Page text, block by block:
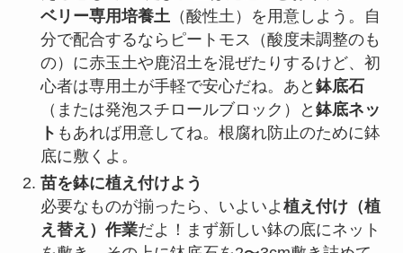
ベリー専用培養土 （酸性土）を用意しよう。自
分で配合するならピートモス（酸度未調整のも
の）に赤玉土や鹿沼土を混ぜたりするけど、初
心者は専用土が手軽で安心だね。あと 鉢底石
（または発泡スチロールブロック）と 鉢底ネッ
ト もあれば用意してね。根腐れ防止のために鉢
底に敷くよ。
苗を鉢に植え付けよう
必要なものが揃ったら、いよいよ 植え付け（植
え替え）作業だよ！まず新しい鉢の底にネット